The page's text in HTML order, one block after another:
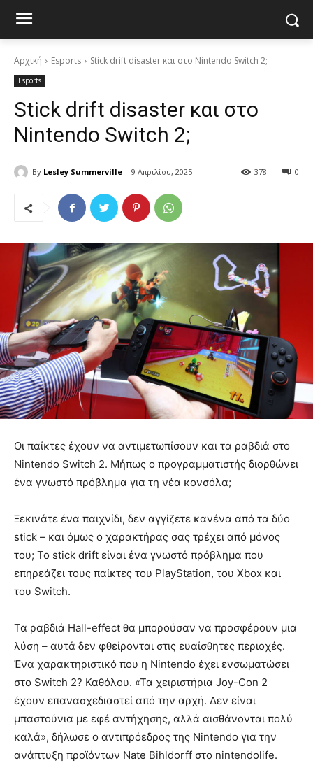
Αρχική Esports Stick drift disaster και στο Nintendo Switch 2;
Esports
Stick drift disaster και στο
Nintendo Switch 2;
By Lesley Summerville 9 Απριλίου, 2025 0
378
Οι παίκτες έχουν να αντιμετωπίσουν και τα ραβδιά στο
Nintendo Switch 2. Μήπως ο προγραμματιστής διορθώνει
ένα γνωστό πρόβλημα για τη νέα κονσόλα;
Ξεκινάτε ένα παιχνίδι, δεν αγγίζετε κανένα από τα δύο
stick – και όμως ο χαρακτήρας σας τρέχει από μόνος
του; Το stick drift είναι ένα γνωστό πρόβλημα που
επηρεάζει τους παίκτες του PlayStation, του Xbox και
του Switch.
Τα ραβδιά Hall-effect θα μπορούσαν να προσφέρουν μια
λύση – αυτά δεν φθείρονται στις ευαίσθητες περιοχές.
Ένα χαρακτηριστικό που η Nintendo έχει ενσωματώσει
στο Switch 2? Καθόλου. «Τα χειριστήρια Joy-Con 2
έχουν επανασχεδιαστεί από την αρχή. Δεν είναι
μπαστούνια με εφέ αντήχησης, αλλά αισθάνονται πολύ
καλά», δήλωσε ο αντιπρόεδρος της Nintendo για την
ανάπτυξη προϊόντων Nate Bihldorff στο nintendolife.